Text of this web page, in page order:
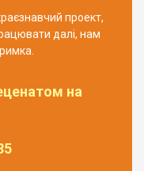
проект,
далі, нам
на